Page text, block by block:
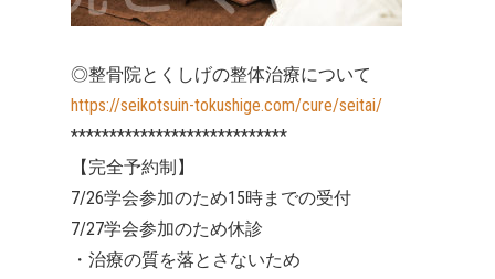
◎整骨院とくしげの整体治療について
https://seikotsuin-tokushige.com/cure/seitai/
****************************
【完全予約制】
7/26学会参加のため15時までの受付
7/27学会参加のため休診
・治療の質を落とさないため